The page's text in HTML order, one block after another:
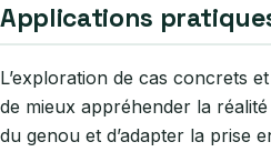
Applications
L’exploration de cas concrets
de mieux appréhender la
du genou et d’adapter la prise